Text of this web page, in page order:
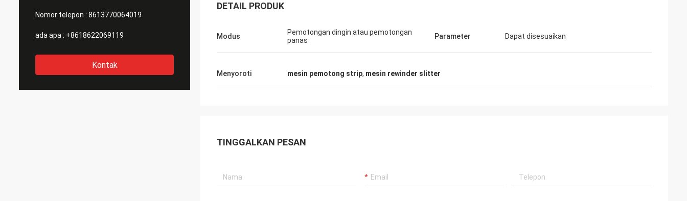
Nomor telepon : 8613770064019
ada apa : +8618622069119
Kontak
DETAIL PRODUK
Modus
Pemotongan dingin atau pemotongan
panas
Parameter Dapat disesuaikan
Menyoroti mesin pemotong strip, mesin rewinder slitter
TINGGALKAN PESAN